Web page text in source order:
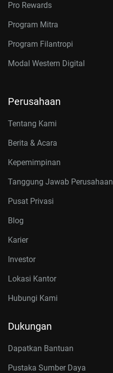
Pro Rewards
Program Mitra
Program Filantropi
Modal Western Digital
Perusahaan
Tentang Kami
Berita & Acara
Kepemimpinan
Tanggung Jawab Perusahaan
Pusat Privasi
Blog
Karier
Investor
Lokasi Kantor
Hubungi Kami
Dukungan
Dapatkan Bantuan
Pustaka Sumber Daya